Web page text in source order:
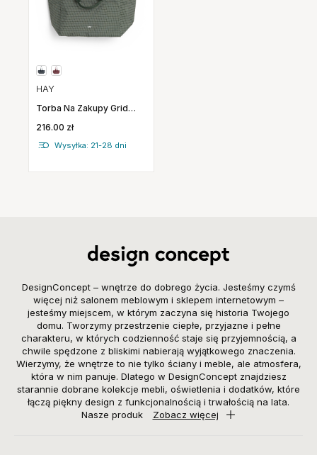
HAY
Torba Na Zakupy Grid
Ciemnozielona Hay
216.00 zł
Wysyłka: 21-28 dni
DesignConcept – wnętrze do dobrego życia. Jesteśmy czymś
więcej niż salonem meblowym i sklepem internetowym –
jesteśmy miejscem, w którym zaczyna się historia Twojego
domu. Tworzymy przestrzenie ciepłe, przyjazne i pełne
charakteru, w których codzienność staje się przyjemnością, a
chwile spędzone z bliskimi nabierają wyjątkowego znaczenia.
Wierzymy, że wnętrze to nie tylko ściany i meble, ale atmosfera,
która w nim panuje. Dlatego w DesignConcept znajdziesz
starannie dobrane kolekcje mebli, oświetlenia i dodatków, które
łączą piękny design z funkcjonalnością i trwałością na lata.
Nasze produk
Zobacz więcej